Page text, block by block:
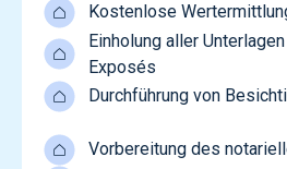
Kostenlose
Einholung aller Unterlagen
Exposés
Durchführung von
Vorbereitung des